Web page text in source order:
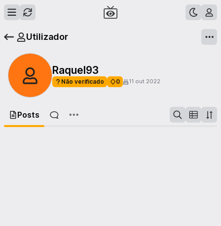
Utilizador
Raquel93
Não verificado 0 11 out 2022
Posts